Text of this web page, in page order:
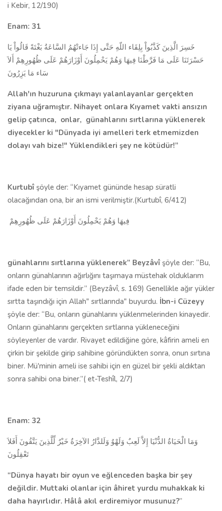
i Kebir, 12/190)
Enam: 31
خَسِرَ الَّذِينَ كَذَّبُواْ بِلِقَاء اللّهِ حَتَّى إِذَا جَاءتْهُمُ السَّاعَةُ بَغْتَةً قَالُواْ يَا
حَسْرَتَنَا عَلَى مَا فَرَّطْنَا فِيهَا وَهُمْ يَحْمِلُونَ أَوْزَارَهُمْ عَلَى ظُهُورِهِمْ أَلاَ
سَاء مَا يَزِرُونَ
Allah'ın huzuruna çıkmayı yalanlayanlar ger­çekten
ziyana uğramıştır. Nihayet onlara Kıyamet vakti ansızın
gelip çatınca, onlar, günahlarını sırtlarına yüklenerek
diyecekler ki "Dünyada iyi amelleri terk etmemizden
dolayı vah bize!" Yüklendikleri şey ne kötü­dür!”
Kurtubî şöyle der: “Kıyamet gününde hesap süratli
olacağından ona, bir an ismi verilmiştir.(Kurtubî, 6/412)
فِيهَا وَهُمْ يَحْمِلُونَ أَوْزَارَهُمْ عَلَى ظُهُورِهِمْ
günahlarını sırtlarına yüklenerek” Beyzâvî şöyle der: “Bu,
onların günahlarının ağırlığını taşımaya müstehak olduklarım
ifade eden bir temsildir.” (Beyzâvî, s. 169) Genellikle ağır yükler
sırtta taşındığı için Allah" sırtlarında" buyurdu. İbn-i Cüzeyy
şöyle der: “Bu, onların günahlarını yüklenmelerinden kinayedir.
Onların günahlarını gerçek­ten sırtlarına yükleneceğini
söyleyenler de vardır. Rivayet edildiğine göre, kâfirin ameli en
çirkin bir şekilde girip sahibine göründükten sonra, onun sırtına
biner. Mü'minin ameli ise sahibi için en güzel bir şekli aldıktan
son­ra sahibi ona biner.”( et-Teshîl, 2/7)
Enam: 32
وَمَا الْحَيَاةُ الدُّنْيَا إِلاَّ لَعِبٌ وَلَهْوٌ وَلَلدَّارُ الآخِرَةُ خَيْرٌ لِّلَّذِينَ يَتَّقُونَ أَفَلاَ
تَعْقِلُونَ
“Dünya hayatı bir oyun ve eğlenceden başka bir şey
değildir. Muttaki olanlar için âhiret yurdu muhak­kak ki
daha hayırlıdır. Hâlâ akıl erdiremiyor musu­nuz?”